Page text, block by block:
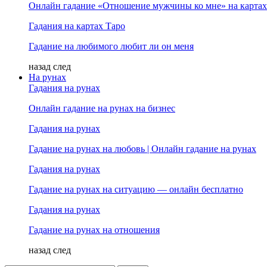
Онлайн гадание «Отношение мужчины ко мне» на
Гадания на картах Таро
Гадание на любимого любит ли он меня
назад след
На рунах
Гадания на рунах
Онлайн гадание на рунах на бизнес
Гадания на рунах
Гадание на рунах на любовь | Онлайн гадание на рунах
Гадания на рунах
Гадание на рунах на ситуацию — онлайн бесплатно
Гадания на рунах
Гадание на рунах на отношения
назад след